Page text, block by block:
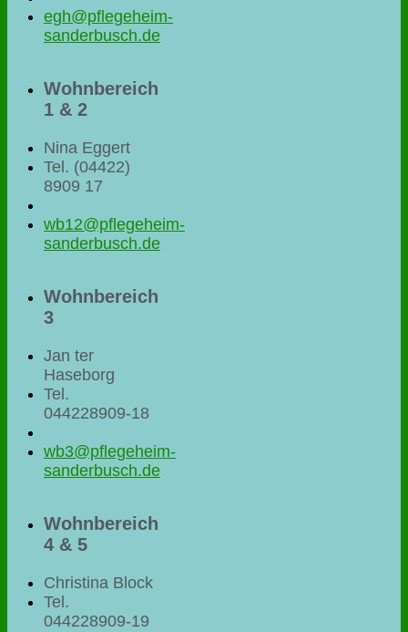
egh@pflegeheim-
sanderbusch.de
Wohnbereich
1 & 2
Nina Eggert
Tel. (04422)
8909 17
wb12@pflegeheim-
sanderbusch.de
Wohnbereich
3
Jan ter
Haseborg
Tel.
044228909-18
wb3@pflegeheim-
sanderbusch.de
Wohnbereich
4 & 5
Christina Block
Tel.
044228909-19